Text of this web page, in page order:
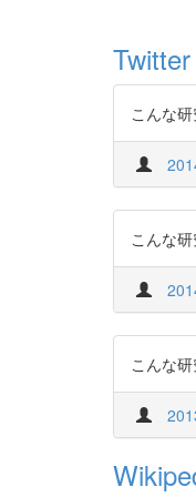
Twitter
こんな
こんな
こんな